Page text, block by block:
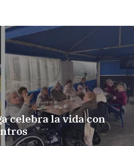
celebra la vida con